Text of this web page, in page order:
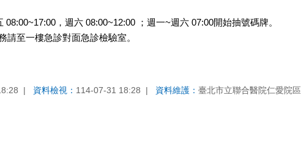
，週六 08:00~12:00 ；週一~週六 07:00開始抽號碼牌。
至一樓急診對面急診檢驗室。
資料檢視： 114-07-31 18:28 資料維護： 臺北市立聯合醫院仁愛院區